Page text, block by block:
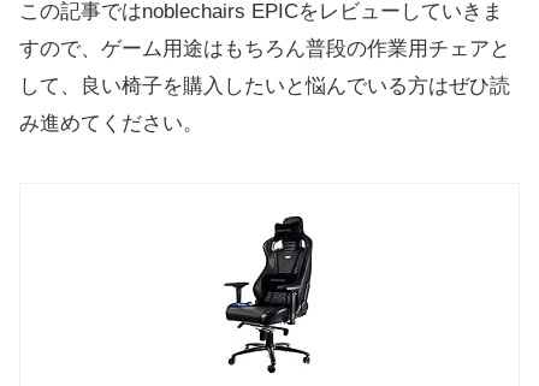
この記事ではnoblechairs EPICをレビューしていきま
すので、ゲーム用途はもちろん普段の作業用チェアと
して、良い椅子を購入したいと悩んでいる方はぜひ読
み進めてください。